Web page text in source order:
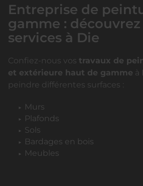
Entreprise de
gamme : découvrez
services à Die
Confiez-nous vos travaux de
et extérieure haut de gamme à
peindre différentes surfaces :
Murs
Plafonds
Sols
Bardages en bois
Meubles